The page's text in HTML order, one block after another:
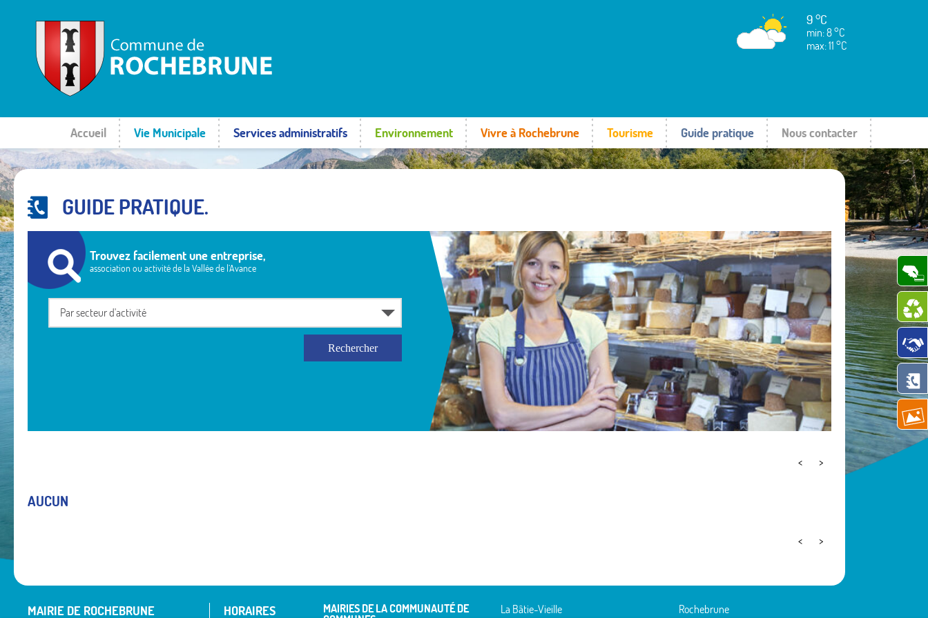
9 °C
min: 8 °C
max: 11 °C
Accueil Vie Municipale Services administratifs Environnement Vivre à Rochebrune Tourisme Guide pratique Nous contacter
GUIDE PRATIQUE.
Trouvez facilement une entreprise,
association ou activité de la Vallée de l’Avance
Par secteur d'activité
< >
AUCUN
< >
MAIRIE DE ROCHEBRUNE HORAIRES
MAIRIES DE LA COMMUNAUTÉ DE
La Bâtie-Vieille Rochebrune